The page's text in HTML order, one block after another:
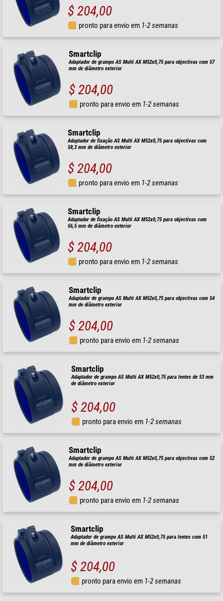
$ 204,00
pronto para envio em 1-2 semanas
Smartclip
Adaptador de grampo AS Multi AX M52x0,75 para objectivas com 57
mm de diâmetro exterior
$ 204,00
pronto para envio em 1-2 semanas
Smartclip
Adaptador de fixação AS Multi AX M52x0,75 para objectivas com
58,3 mm de diâmetro exterior
$ 204,00
pronto para envio em 1-2 semanas
Smartclip
Adaptador de fixação AS Multi AX M52x0,75 para objectivas com
56,5 mm de diâmetro exterior
$ 204,00
pronto para envio em 1-2 semanas
Smartclip
Adaptador de grampo AS Multi AX M52x0,75 para objectivas com 54
mm de diâmetro exterior
$ 204,00
pronto para envio em 1-2 semanas
Smartclip
Adaptador de grampo AS Multi AX M52x0,75 para lentes de 53 mm
de diâmetro exterior
$ 204,00
pronto para envio em 1-2 semanas
Smartclip
Adaptador de grampo AS Multi AX M52x0,75 para objectivas com 52
mm de diâmetro exterior
$ 204,00
pronto para envio em 1-2 semanas
Smartclip
Adaptador de grampo AS Multi AX M52x0,75 para lentes com 51
mm de diâmetro exterior
$ 204,00
pronto para envio em 1-2 semanas